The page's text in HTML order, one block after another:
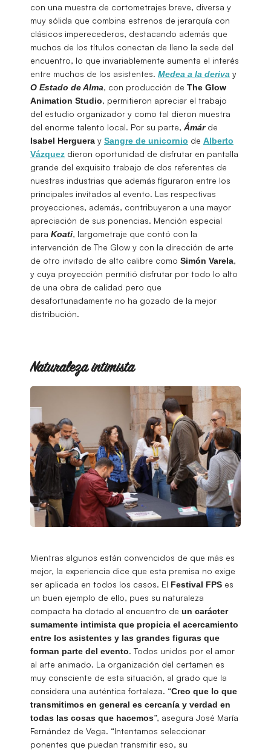
con una muestra de cortometrajes breve, diversa y
muy sólida que combina estrenos de jerarquía con
clásicos imperecederos, destacando además que
muchos de los títulos conectan de lleno la sede del
encuentro, lo que invariablemente aumenta el interés
entre muchos de los asistentes. Medea a la deriva y
O Estado de Alma, con producción de The Glow
Animation Studio, permitieron apreciar el trabajo
del estudio organizador y como tal dieron muestra
del enorme talento local. Por su parte, Ámár de
Isabel Herguera y Sangre de unicornio de Alberto
Vázquez dieron oportunidad de disfrutar en pantalla
grande del exquisito trabajo de dos referentes de
nuestras industrias que además figuraron entre los
principales invitados al evento. Las respectivas
proyecciones, además, contribuyeron a una mayor
apreciación de sus ponencias. Mención especial
para Koati, largometraje que contó con la
intervención de The Glow y con la dirección de arte
de otro invitado de alto calibre como Simón Varela,
y cuya proyección permitió disfrutar por todo lo alto
de una obra de calidad pero que
desafortunadamente no ha gozado de la mejor
distribución.
Naturaleza intimista
Mientras algunos están convencidos de que más es
mejor, la experiencia dice que esta premisa no exige
ser aplicada en todos los casos. El Festival FPS es
un buen ejemplo de ello, pues su naturaleza
compacta ha dotado al encuentro de un carácter
sumamente intimista que propicia el acercamiento
entre los asistentes y las grandes figuras que
forman parte del evento. Todos unidos por el amor
al arte animado. La organización del certamen es
muy consciente de esta situación, al grado que la
considera una auténtica fortaleza. “Creo que lo que
transmitimos en general es cercanía y verdad en
todas las cosas que hacemos”, asegura José María
Fernández de Vega. “Intentamos seleccionar
ponentes que puedan transmitir eso, su